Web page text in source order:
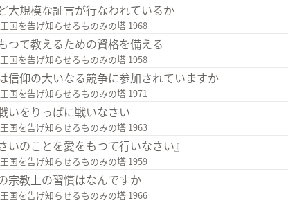
大規模な証言が行なわれているか
国を告げ知らせるものみの塔 1968
つて教えるための資格を備える
国を告げ知らせるものみの塔 1958
信仰の大いなる競争に参加されていますか
国を告げ知らせるものみの塔 1971
いをりっぱに戦いなさい
国を告げ知らせるものみの塔 1963
いのことを愛をもつて行いなさい』
国を告げ知らせるものみの塔 1959
宗教上の習慣はなんですか
国を告げ知らせるものみの塔 1966